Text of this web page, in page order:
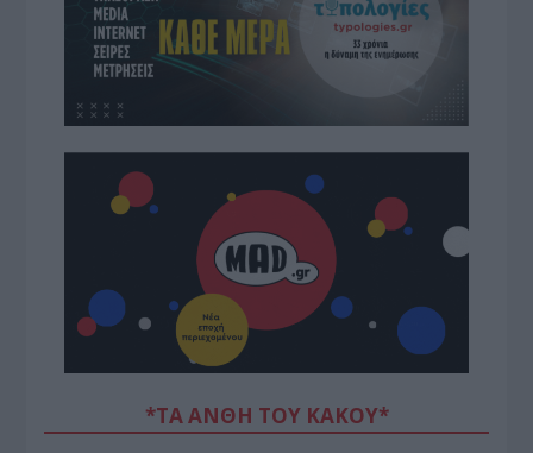
*ΤΑ ΆΝΘΗ ΤΟΥ ΚΑΚΟΎ*